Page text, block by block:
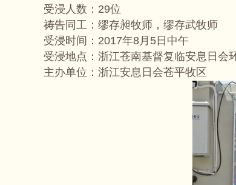
受浸人数：29位
祷告同工：缪存昶牧师，缪存武牧师
受浸时间：2017年8月5日中午
受浸地点：浙江苍南基督复临安息日会
主办单位：浙江安息日会苍平牧区